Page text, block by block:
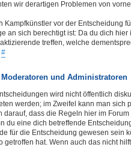
wir derartigen Problemen von
Kampfkünstler vor der Entscheidung
an sich berechtigt ist: Da du dich
treffen, welche
#
und Administratoren
wird nicht öffentlich
werden; im Zweifel kann man sich
darauf, dass die Regeln hier im
du eine dich betreffende
für die Entscheidung gewesen sein
getroffen hat. Wenn auch das nicht